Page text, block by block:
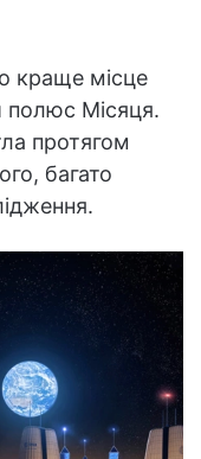
краще місце
полюс Місяця.
протягом
багато